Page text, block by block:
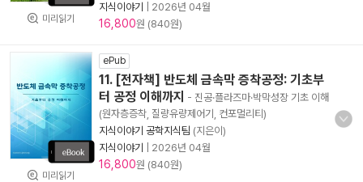
미리읽기
지식이야기
2026년 04월
16,800원 (840원)
미리읽기
ePub
11. [전자책] 반도체 금속막 증착공정: 기초부
터 공정 이해까지 - 진공·플라즈마·박막성장 기초 이해
(원자층증착, 질량유량제어기, 컨포멀리티)
지식이야기 공학지식팀 (지은이)
지식이야기
2026년 04월
16,800원 (840원)